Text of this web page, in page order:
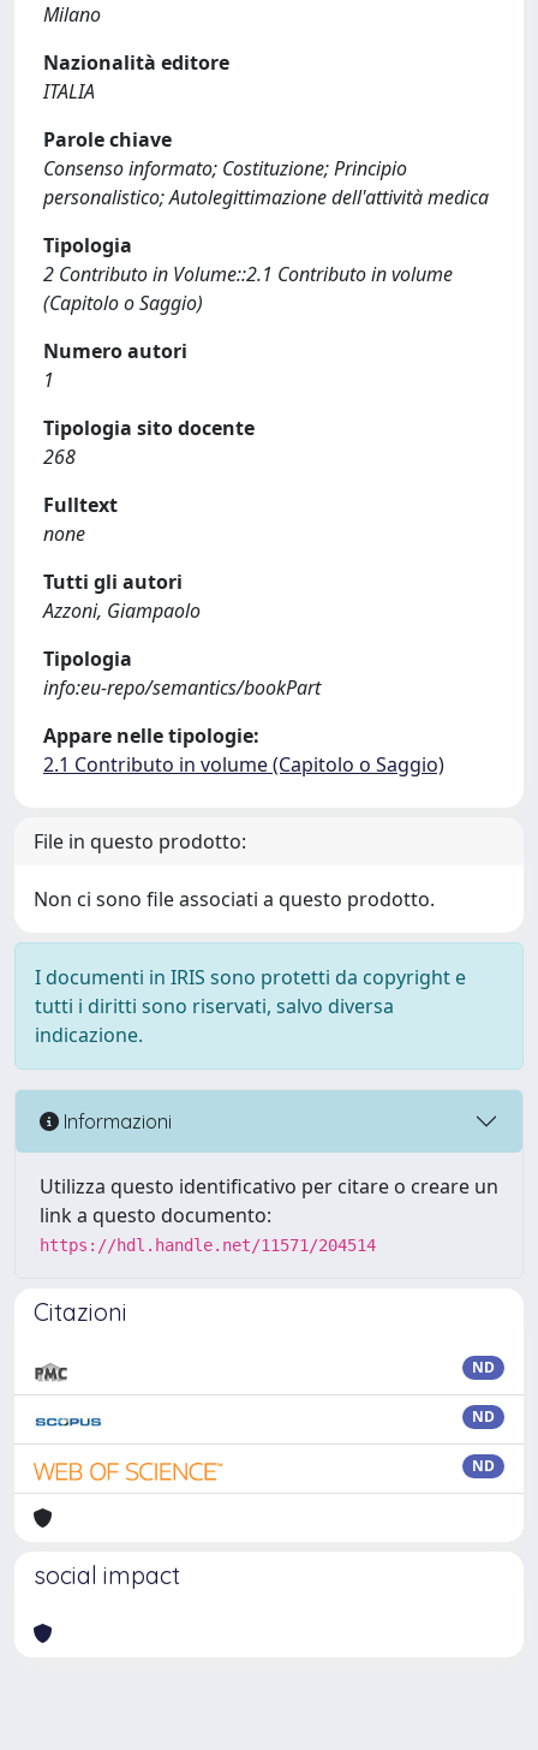
Milano
Nazionalità editore
ITALIA
Parole chiave
Consenso informato; Costituzione; Principio
personalistico; Autolegittimazione dell'attività medica
Tipologia
2 Contributo in Volume::2.1 Contributo in volume
(Capitolo o Saggio)
Numero autori
1
Tipologia sito docente
268
Fulltext
none
Tutti gli autori
Azzoni, Giampaolo
Tipologia
info:eu-repo/semantics/bookPart
Appare nelle tipologie:
2.1 Contributo in volume (Capitolo o Saggio)
File in questo prodotto:
Non ci sono file associati a questo prodotto.
I documenti in IRIS sono protetti da copyright e
tutti i diritti sono riservati, salvo diversa
indicazione.
Informazioni
Utilizza questo identificativo per citare o creare un
link a questo documento:
https://hdl.handle.net/11571/204514
Citazioni
ND
ND
ND
social impact